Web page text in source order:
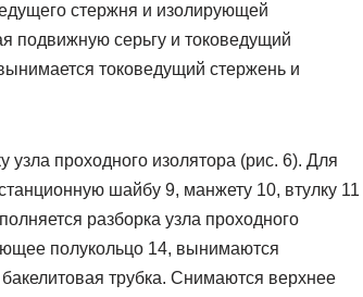
стержня и изолирующей
подвижную серьгу и токоведущий
токоведущий стержень и
проходного изолятора (рис. 6). Для
шайбу 9, манжету 10, втулку 11
разборка узла проходного
полукольцо 14, вынимаются
трубка. Снимаются верхнее